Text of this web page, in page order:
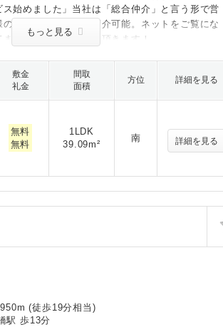
始めました」当社は「総合仲介」と言う形で営
掲載物件も全てご紹介可能。ネットをご覧にな
とめてお調べさして頂きます！
もっと見る
敷金
礼金
間取
面積
方位 詳細を見る
無料
無料
1LDK
39.09m²
南 詳細を見る
(徒歩19分相当)
駅 歩13分